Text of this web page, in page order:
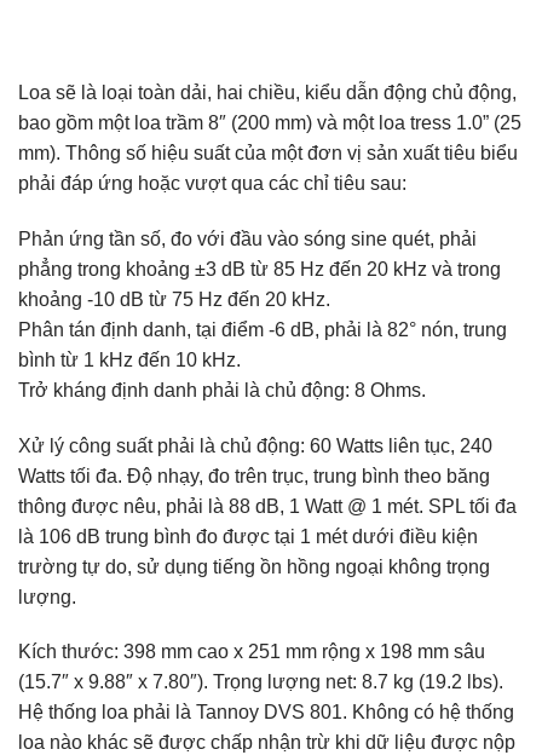
Loa sẽ là loại toàn dải, hai chiều, kiểu dẫn động chủ động,
bao gồm một loa trầm 8″ (200 mm) và một loa tress 1.0” (25
mm). Thông số hiệu suất của một đơn vị sản xuất tiêu biểu
phải đáp ứng hoặc vượt qua các chỉ tiêu sau:
Phản ứng tần số, đo với đầu vào sóng sine quét, phải
phẳng trong khoảng ±3 dB từ 85 Hz đến 20 kHz và trong
khoảng -10 dB từ 75 Hz đến 20 kHz.
Phân tán định danh, tại điểm -6 dB, phải là 82° nón, trung
bình từ 1 kHz đến 10 kHz.
Trở kháng định danh phải là chủ động: 8 Ohms.
Xử lý công suất phải là chủ động: 60 Watts liên tục, 240
Watts tối đa. Độ nhạy, đo trên trục, trung bình theo băng
thông được nêu, phải là 88 dB, 1 Watt @ 1 mét. SPL tối đa
là 106 dB trung bình đo được tại 1 mét dưới điều kiện
trường tự do, sử dụng tiếng ồn hồng ngoại không trọng
lượng.
Kích thước: 398 mm cao x 251 mm rộng x 198 mm sâu
(15.7″ x 9.88″ x 7.80″). Trọng lượng net: 8.7 kg (19.2 lbs).
Hệ thống loa phải là Tannoy DVS 801. Không có hệ thống
loa nào khác sẽ được chấp nhận trừ khi dữ liệu được nộp